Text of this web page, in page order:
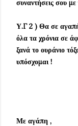
συναντήσεις σου
Υ.Γ 2 ) Θα σε
όλα τα χρόνια σε
ξανά το ουράνιο
υπόσχομαι !
Με αγάπη ,